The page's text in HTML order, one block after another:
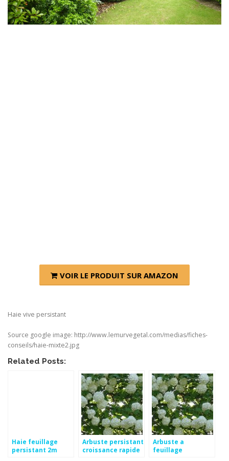
VOIR LE PRODUIT SUR AMAZON
Haie vive persistant
Source google image: http://www.lemurvegetal.com/medias/fiches-
conseils/haie-mixte2.jpg
Related Posts:
Haie feuillage
persistant 2m
Arbuste persistant
croissance rapide
Arbuste a
feuillage